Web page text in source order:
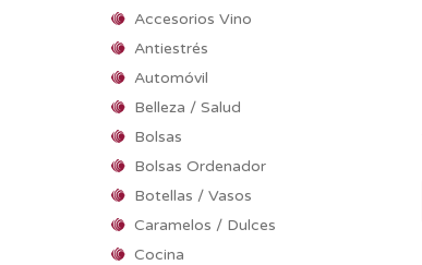
Accesorios Vino
Antiestrés
Automóvil
Belleza / Salud
Bolsas
Bolsas Ordenador
Botellas / Vasos
Caramelos / Dulces
Cocina